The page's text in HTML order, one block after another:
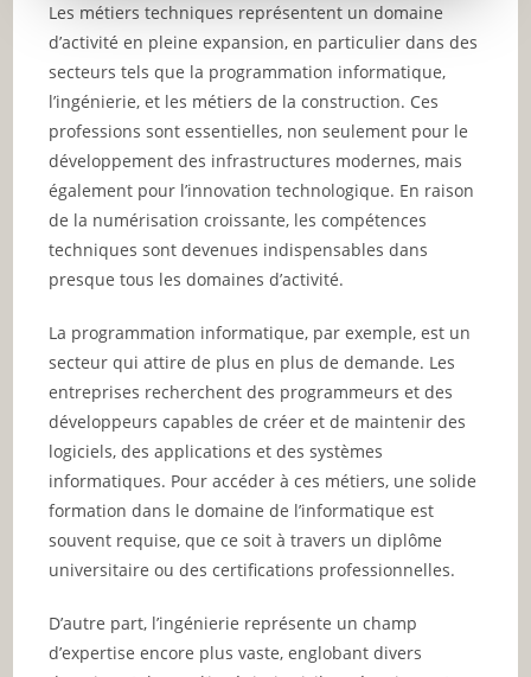
Les métiers techniques représentent un domaine
d’activité en pleine expansion, en particulier dans des
secteurs tels que la programmation informatique,
l’ingénierie, et les métiers de la construction. Ces
professions sont essentielles, non seulement pour le
développement des infrastructures modernes, mais
également pour l’innovation technologique. En raison
de la numérisation croissante, les compétences
techniques sont devenues indispensables dans
presque tous les domaines d’activité.
La programmation informatique, par exemple, est un
secteur qui attire de plus en plus de demande. Les
entreprises recherchent des programmeurs et des
développeurs capables de créer et de maintenir des
logiciels, des applications et des systèmes
informatiques. Pour accéder à ces métiers, une solide
formation dans le domaine de l’informatique est
souvent requise, que ce soit à travers un diplôme
universitaire ou des certifications professionnelles.
D’autre part, l’ingénierie représente un champ
d’expertise encore plus vaste, englobant divers